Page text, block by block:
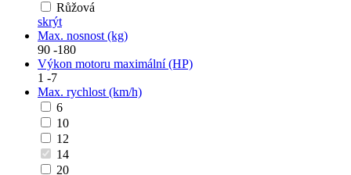
Růžová
skrýt
Max. nosnost (kg)
90 -180
Výkon motoru maximální (HP)
1 -7
Max. rychlost (km/h)
6
10
12
14
20